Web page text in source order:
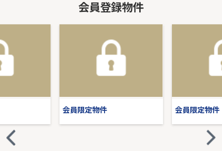
会員登録物件
会員限定物件 会員限定物件